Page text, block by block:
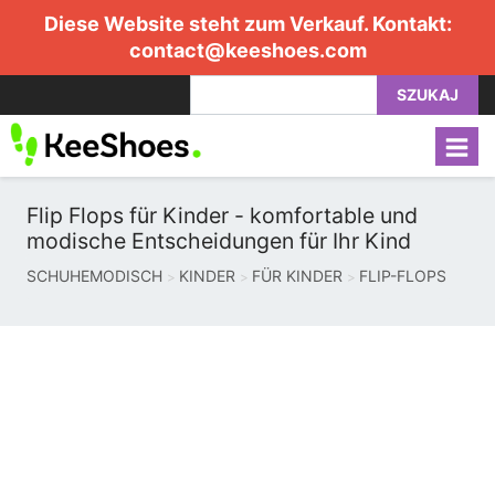
Diese Website steht zum Verkauf. Kontakt:
contact@keeshoes.com
SZUKAJ
Flip Flops für Kinder - komfortable und
modische Entscheidungen für Ihr Kind
SCHUHEMODISCH KINDER FÜR KINDER FLIP-FLOPS